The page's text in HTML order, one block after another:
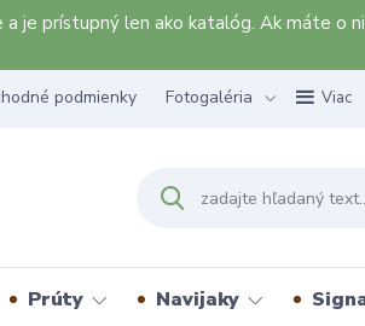
a je prístupný len ako katalóg. Ak máte
podmienky Fotogaléria Viac
Prúty Navijaky